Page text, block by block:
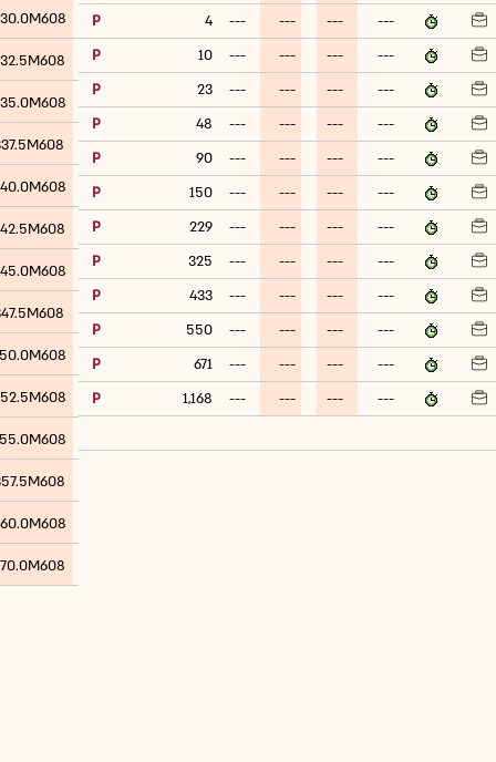
---
---
---
---
4
P
---
---
---
---
10
P
---
---
---
---
23
P
---
---
---
---
48
P
---
---
---
---
90
P
---
---
---
---
150
P
---
---
---
---
229
P
---
---
---
---
325
P
---
---
---
---
433
P
---
---
---
---
550
P
---
---
---
---
671
P
---
---
---
---
1,168
P